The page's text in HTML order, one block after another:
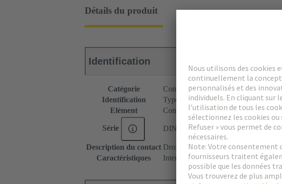
Détails du produit
Identification
Catégorie
Connecteurs
Identification
Type M
Elément
Connecteur femelle
Série DIN 41612
Description du contact Droit
Caractéristiques
Intensité nominale des contacts